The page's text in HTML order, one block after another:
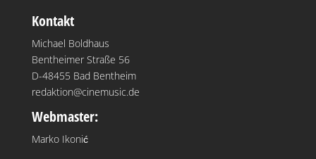
Kontakt
Michael Boldhaus
Bentheimer Straße 56
D-48455 Bad Bentheim
redaktion@cinemusic.de
Webmaster:
Marko Ikonić